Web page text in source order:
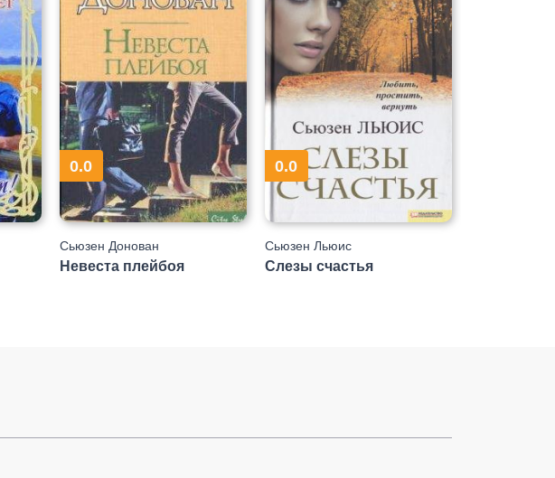
0.0
Сьюзен Донован
Невеста плейбоя
0.0
Сьюзен Льюис
Слезы счастья